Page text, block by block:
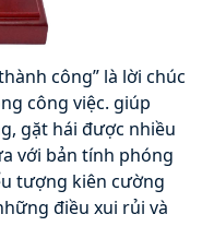
công” là lời chúc
công việc. giúp
gặt hái được nhiều
với bản tính phóng
tượng kiên cường
điều xui rủi và